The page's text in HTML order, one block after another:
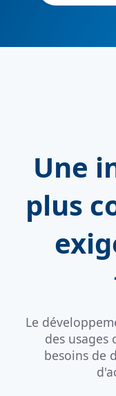
Une
plus
Le
des usages
besoins de